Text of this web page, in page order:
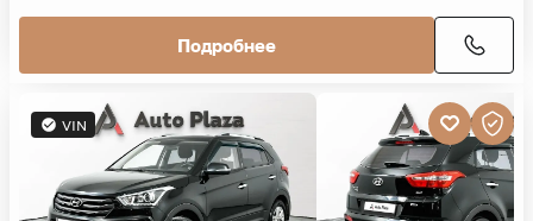
Подробнее
VIN